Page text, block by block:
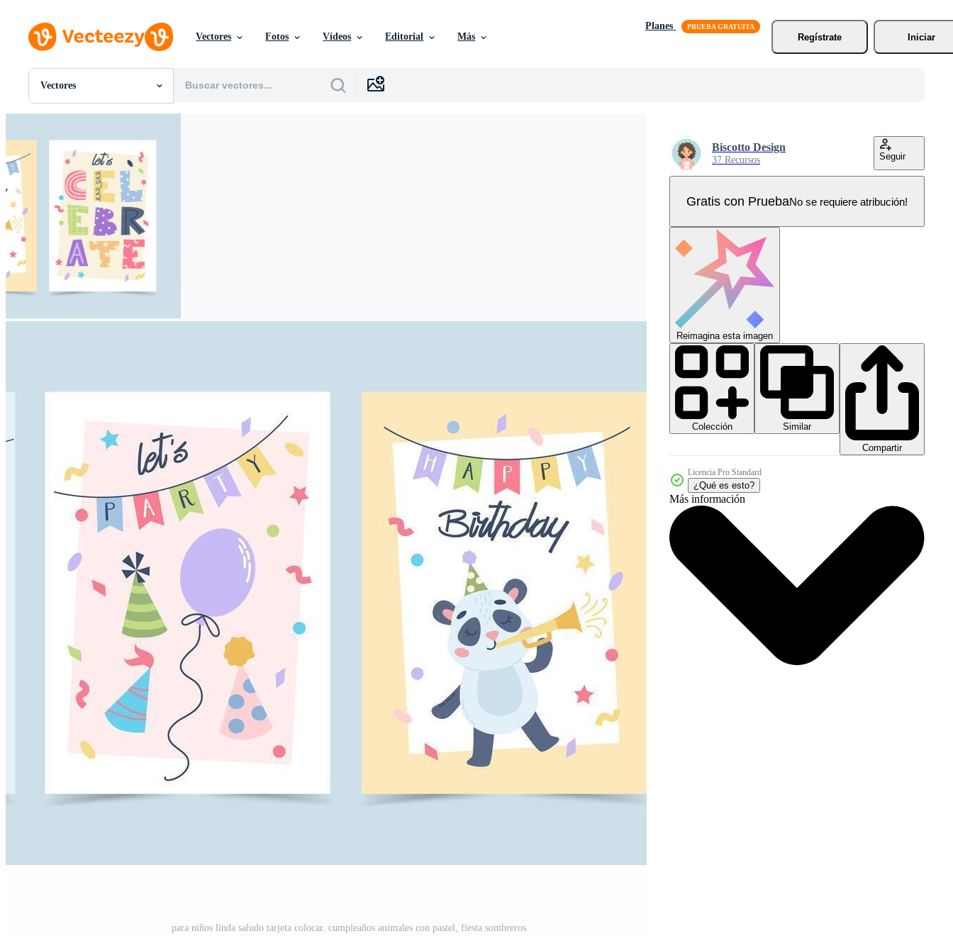
Vectores Fotos Vídeos Editorial Más
Planes
Regístrate
Iniciar
Vectores
Todas Imágenes
PSDs
SVGs
Plantillas
Vectores
Videos
Gráficos en Movimiento
Imágenes Editoriales
Eventos Editoriales
para niños linda saludo tarjeta colocar. cumpleaños animales con pastel, fiesta sombreros
Biscotto Design
37 Recursos Seguir
Gratis con PruebaNo se requiere atribución!
Reimagina esta imagen
Colección
Similar
Compartir
Licencia Pro Standard
¿Qué es esto?
Más información